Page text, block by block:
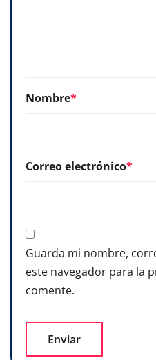
Nombre*
Correo electrónico*
Guarda mi nombre,
este navegador para la
comente.